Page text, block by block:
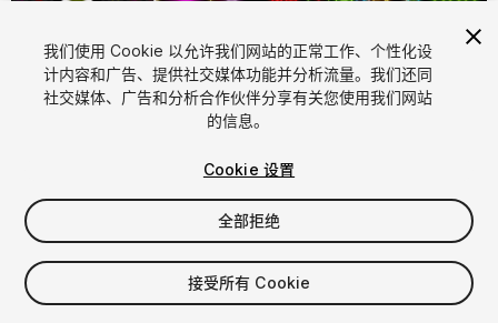
1/32
$69.99
增值税将在结算时计算
我们使用 Cookie 以允许我们网站的正常工作、个性化设
计内容和广告、提供社交媒体功能并分析流量。我们还同
社交媒体、广告和分析合作伙伴分享有关您使用我们网站
的信息。
Cookie 设置
全部拒绝
接受所有 Cookie